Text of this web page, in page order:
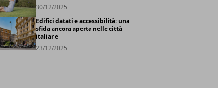
30/12/2025
Edifici datati e accessibilità: una
sfida ancora aperta nelle città
italiane
23/12/2025